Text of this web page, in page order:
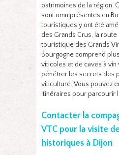
patrimoines de la région.
sont omniprésentes en
touristiques y ont été
des Grands Crus, la
touristique des Grands
Bourgogne comprend
viticoles et de caves à
pénétrer les secrets des
viticulture. Vous pouvez
itinéraires pour parcourir
Contacter la
VTC pour la visite
historiques à Dijon